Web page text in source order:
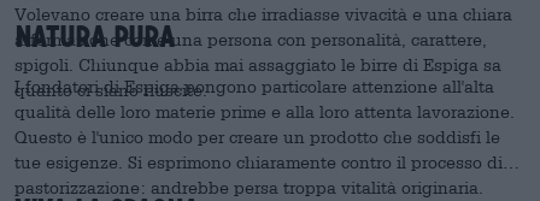
Volevano creare una birra che irradiasse vivacità e una chiara
affermazione come una persona con personalità, carattere,
spigoli. Chiunque abbia mai assaggiato le birre di Espiga sa
quanto ci siano riuscite.
natura pura
I fondatori di Espiga pongono particolare attenzione all'alta
qualità delle loro materie prime e alla loro attenta lavorazione.
Questo è l'unico modo per creare un prodotto che soddisfi le
tue esigenze. Si esprimono chiaramente contro il processo di
pastorizzazione: andrebbe persa troppa vitalità originaria.